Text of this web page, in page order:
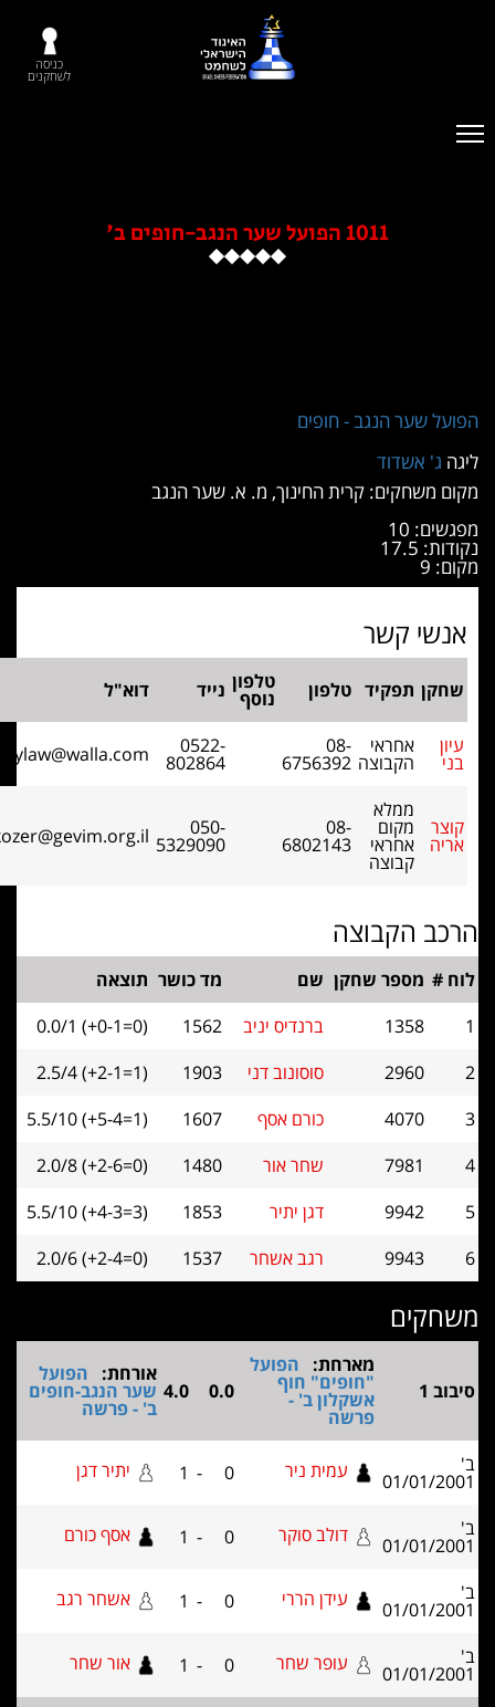
לשחקנים
1011 הפועל שער הנגב-חופים ב'
שער הנגב - חופים
ג' אשדוד
משחקים: קרית החינוך, מ. א. שער הנגב
10
17.5
9
קשר
תפקיד טלפון טלפון
נוסף נייד דוא"ל
אחראי
הקבוצה
08-
6756392
0522-
802864
bennylaw@walla.com
מקום
אחראי
קבוצה
08-
6802143
5329090
na_kozer@gevim.org.il
הקבוצה
# מספר שחקן שם מד כושר תוצאה
ברנדיס יניב 1562
0.0/1 (+0-1=0)
סוסונוב דני 1903
2.5/4 (+2-1=1)
כורם אסף 1607
5.5/10 (+5-4=1)
שחר אור
2.0/8 (+2-6=0)
דגן יתיר
5.5/10 (+4-3=3)
רגב אשחר 1537
2.0/6 (+2-4=0)
1
מארחת:הפועל
"חופים" חוף
אשקלון ב' -
פרשה
4.0
אורחת:הפועל
שער הנגב-חופים
ב' - פרשה
01/01/ עמית ניר 1 יתיר דגן
01/01/ דולב סוקר 1 אסף כורם
01/01/ עידן הררי 1 אשחר רגב
01/01/ עופר שחר 1 אור שחר